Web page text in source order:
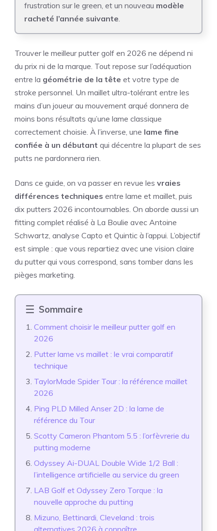
frustration sur le green, et un nouveau modèle
racheté l’année suivante.
Trouver le meilleur putter golf en 2026 ne dépend ni
du prix ni de la marque. Tout repose sur l’adéquation
entre la géométrie de la tête et votre type de
stroke personnel. Un maillet ultra-tolérant entre les
mains d’un joueur au mouvement arqué donnera de
moins bons résultats qu’une lame classique
correctement choisie. À l’inverse, une lame fine
confiée à un débutant qui décentre la plupart de ses
putts ne pardonnera rien.
Dans ce guide, on va passer en revue les vraies
différences techniques entre lame et maillet, puis
dix putters 2026 incontournables. On aborde aussi un
fitting complet réalisé à La Boulie avec Antoine
Schwartz, analyse Capto et Quintic à l’appui. L’objectif
est simple : que vous repartiez avec une vision claire
du putter qui vous correspond, sans tomber dans les
pièges marketing.
Sommaire
Comment choisir le meilleur putter golf en
2026
Putter lame vs maillet : le vrai comparatif
technique
TaylorMade Spider Tour : la référence maillet
2026
Ping PLD Milled Anser 2D : la lame de
référence du Tour
Scotty Cameron Phantom 5.5 : l’orfèvrerie du
putting moderne
Odyssey Ai-DUAL Double Wide 1/2 Ball :
l’intelligence artificielle au service du green
LAB Golf et Odyssey Zero Torque : la
nouvelle approche du putting
Mizuno, Bettinardi, Cleveland : trois
alternatives 2026 à connaître